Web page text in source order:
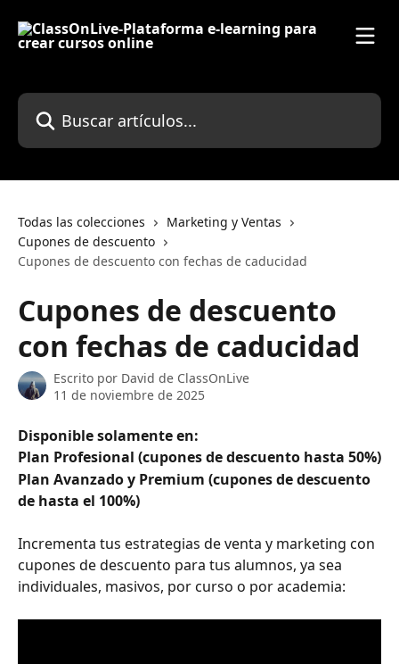
Buscar artículos...
Todas las colecciones
Marketing y Ventas
Cupones de descuento
Cupones de descuento con fechas de caducidad
Cupones de descuento
con fechas de caducidad
Escrito por David de ClassOnLive
11 de noviembre de 2025
Disponible solamente en:
Plan Profesional (cupones de descuento hasta 50%)
Plan Avanzado y Premium (cupones de descuento
de hasta el 100%)
Incrementa tus estrategias de venta y marketing con
cupones de descuento para tus alumnos, ya sea
individuales, masivos, por curso o por academia: